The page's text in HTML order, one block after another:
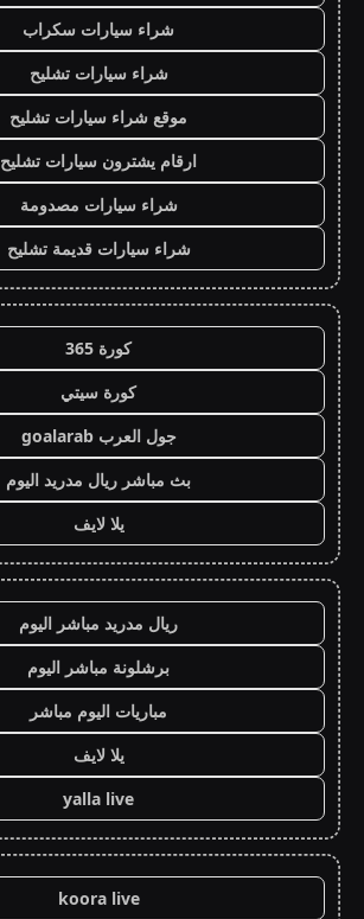
شراء سيارات سكراب
شراء سيارات تشليح
موقع شراء سيارات تشليح
ارقام يشترون سيارات تشليح
شراء سيارات مصدومة
شراء سيارات قديمة تشليح
كورة 365
كورة سيتي
جول العرب goalarab
بث مباشر ريال مدريد اليوم
يلا لايف
ريال مدريد مباشر اليوم
برشلونة مباشر اليوم
مباريات اليوم مباشر
يلا لايف
yalla live
koora live